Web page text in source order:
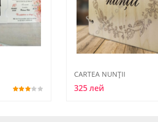
CARTEA NUNŢII
325 лей